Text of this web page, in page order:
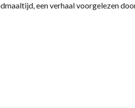
een verhaal voorgelezen